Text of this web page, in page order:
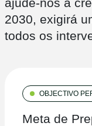
2030, exigirá
todos os
OBJECTIVO
Meta de